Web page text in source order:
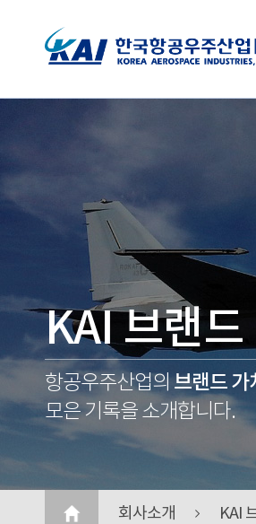
KAI 브랜드
항공우주산업의브랜드 가
모은 기록을 소개합니다.
회사소개 KAI